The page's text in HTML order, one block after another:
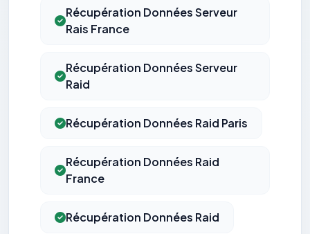
Récupération Données Serveur
Rais France
Récupération Données Serveur
Raid
Récupération Données Raid Paris
Récupération Données Raid
France
Récupération Données Raid